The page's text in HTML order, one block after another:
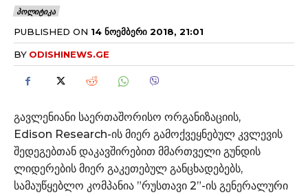
ᲞᲝᲚᲘᲢᲘᲙᲐ
PUBLISHED ON 14 ᲜᲝᲔᲛᲑᲔᲠᲘ 2018, 21:01
BY ODISHINEWS.GE
გავლენიანი საერთაშორისო ორგანიზაციის,
Edison Research-ის მიერ გამოქვეყნებულ კვლევის
შედეგებთან დაკავშირებით მმართველი გუნდის
ლიდერების მიერ გაკეთებულ განცხადებებს,
სამაუწყებლო კომპანია ”რუსთავი 2”-ის გენერალური